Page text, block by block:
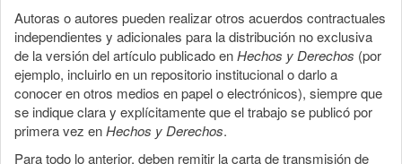
Autoras o autores pueden realizar otros acuerdos contractuales
independientes y adicionales para la distribución no exclusiva
de la versión del artículo publicado enHechos y Derechos (por
ejemplo, incluirlo en un repositorio institucional o darlo a
conocer en otros medios en papel o electrónicos), siempre que
se indique clara y explícitamente que el trabajo se publicó por
primera vez enHechos y Derechos.
Para todo lo anterior, deben remitir la carta de transmisión de